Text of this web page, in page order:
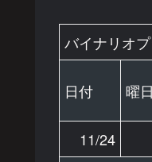
バイナリオ
日付 曜日
11/24